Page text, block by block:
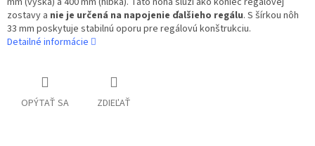
zostavy a nie je určená na napojenie ďalšieho regálu. S šírkou nôh
33 mm poskytuje stabilnú oporu pre regálovú konštrukciu.
Detailné informácie
OPÝTAŤ SA ZDIEĽAŤ